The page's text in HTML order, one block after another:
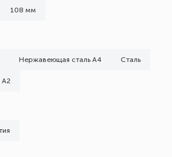
108 мм
Нержавеющая сталь А4 Сталь
А2